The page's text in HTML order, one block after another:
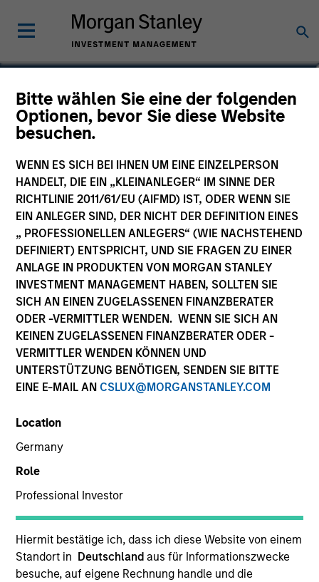
Bitte wählen Sie eine der folgenden
Optionen, bevor Sie diese Website
besuchen.
WENN ES SICH BEI IHNEN UM EINE EINZELPERSON
HANDELT, DIE EIN „KLEINANLEGER“ IM SINNE DER
RICHTLINIE 2011/61/EU (AIFMD) IST, ODER WENN SIE
EIN ANLEGER SIND, DER NICHT DER DEFINITION EINES
„ PROFESSIONELLEN ANLEGERS“ (WIE NACHSTEHEND
DEFINIERT) ENTSPRICHT, UND SIE FRAGEN ZU EINER
ANLAGE IN PRODUKTEN VON MORGAN STANLEY
INVESTMENT MANAGEMENT HABEN, SOLLTEN SIE
SICH AN EINEN ZUGELASSENEN FINANZBERATER
ODER -VERMITTLER WENDEN. WENN SIE SICH AN
KEINEN ZUGELASSENEN FINANZBERATER ODER -
VERMITTLER WENDEN KÖNNEN UND
UNTERSTÜTZUNG BENÖTIGEN, SENDEN SIE BITTE
EINE E-MAIL AN CSLUX@MORGANSTANLEY.COM
Location
Germany
Role
Professional Investor
Hiermit bestätige ich, dass ich diese Website von einem
Standort in Deutschland aus für Informationszwecke
besuche, auf eigene Rechnung handle und die
Gonzalo Limones Pradas
Vice President
12 Years
TEAM
North America Private Credit